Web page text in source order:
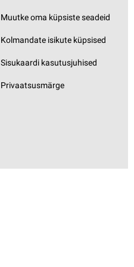
Muutke oma küpsiste seadeid
Kolmandate isikute küpsised
Sisukaardi kasutusjuhised
Privaatsusmärge